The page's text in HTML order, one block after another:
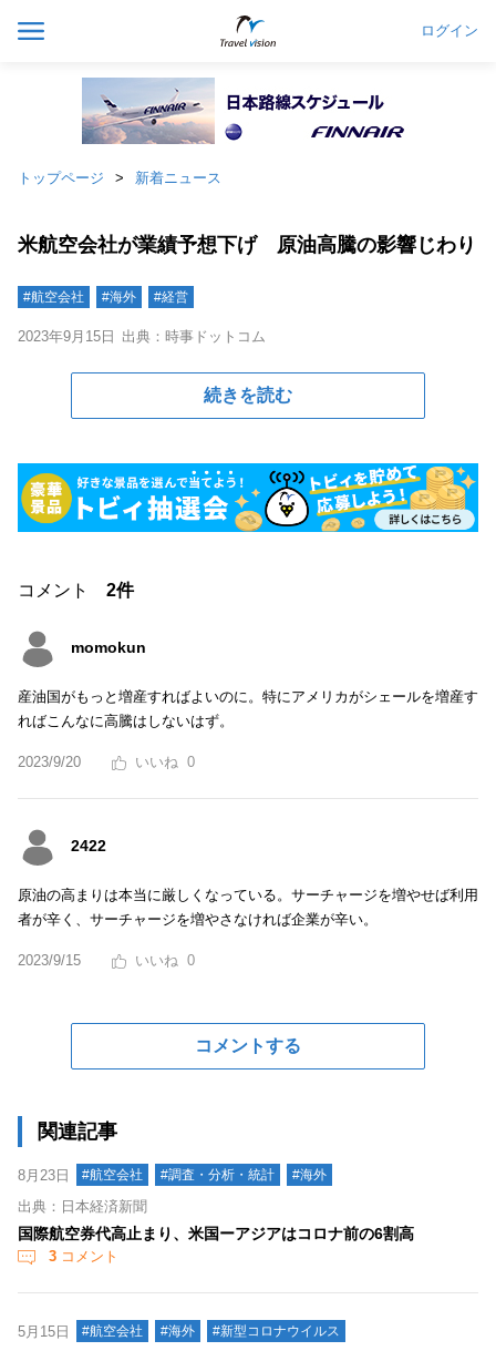
ログイン
トップページ 新着ニュース
米航空会社が業績予想下げ 原油高騰の影響じわり
#航空会社 #海外 #経営
2023年9月15日 出典：時事ドットコム
続きを読む
コメント 2件
momokun
産油国がもっと増産すればよいのに。特にアメリカがシェールを増産す
ればこんなに高騰はしないはず。
2023/9/20 0
2422
原油の高まりは本当に厳しくなっている。サーチャージを増やせば利用
者が辛く、サーチャージを増やさなければ企業が辛い。
2023/9/15 0
コメントする
関連記事
8月23日 #航空会社 #調査・分析・統計 #海外
出典：日本経済新聞
国際航空券代高止まり、米国ーアジアはコロナ前の6割高
3 コメント
5月15日 #航空会社 #海外 #新型コロナウイルス